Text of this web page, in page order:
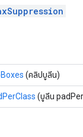
(คลิปบูลีน)
(บูลีน